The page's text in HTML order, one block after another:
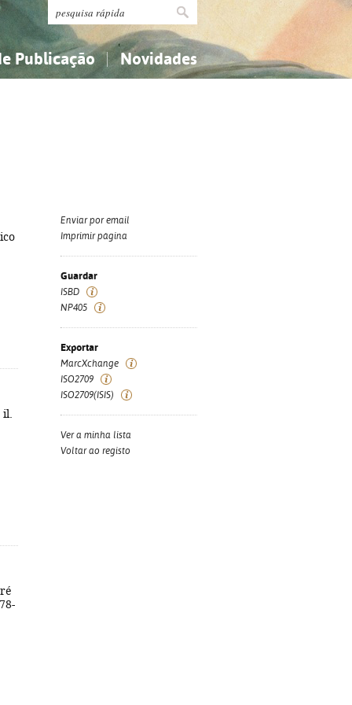
Publicação Novidades
Enviar por email
Imprimir página
Guardar
ISBD
NP405
Exportar
MarcXchange
ISO2709
ISO2709(ISIS)
Ver a minha lista
Voltar ao registo